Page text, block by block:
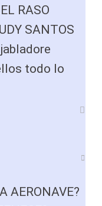
RASO
SANTOS
todo lo
AERONAVE?